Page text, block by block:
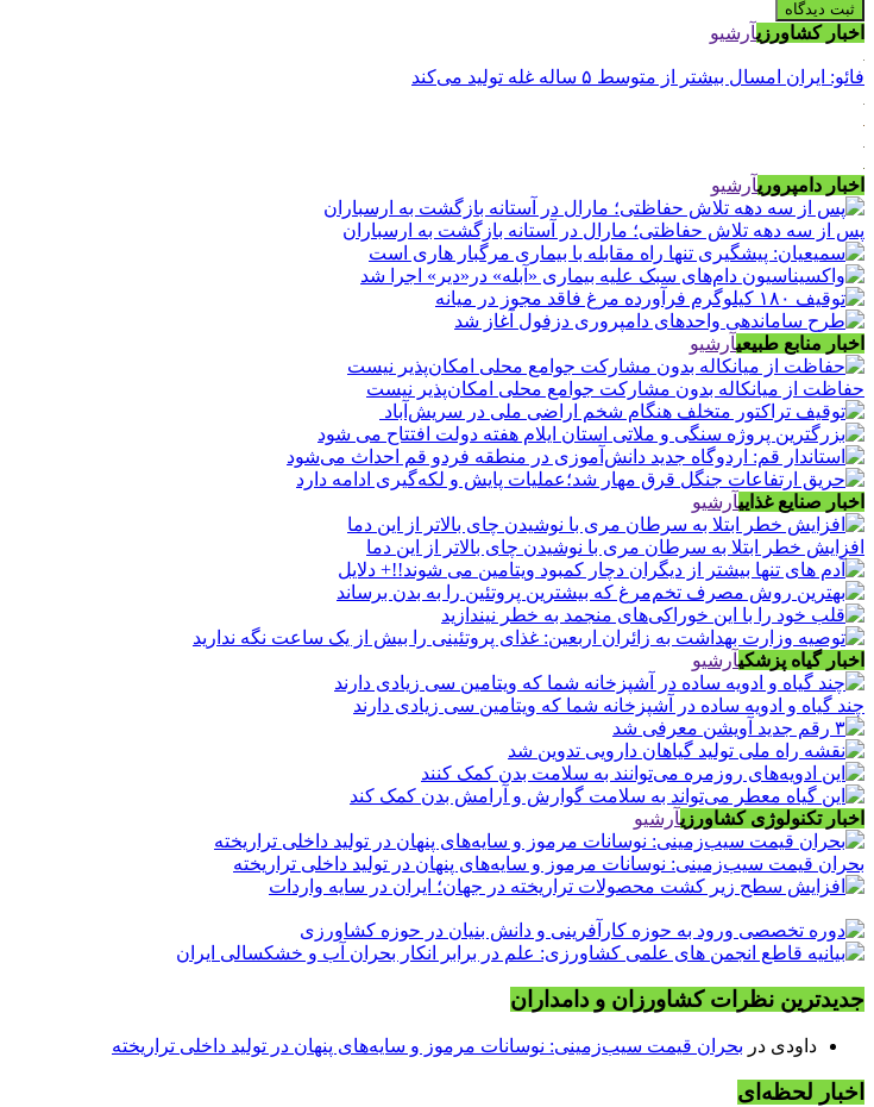
اخبار کشاورزیآرشیو
فائو: ایران امسال بیشتر از متوسط ۵ ساله غله تولید می‌کند
اخبار دامپروریآرشیو
پس از سه دهه تلاش حفاظتی؛ مارال در آستانه بازگشت به ارسباران
اخبار منابع طبیعیآرشیو
حفاظت از میانکاله بدون مشارکت جوامع محلی امکان‌پذیر نیست
اخبار صنایع غذاییآرشیو
افزایش خطر ابتلا به سرطان مری با نوشیدن چای بالاتر از این دما
اخبار گیاه پزشکیآرشیو
چند گیاه و ادویه ساده در آشپزخانه شما که ویتامین سی زیادی دارند
اخبار تکنولوژی کشاورزیآرشیو
بحران قیمت سیب‌زمینی: نوسانات مرموز و سایه‌های پنهان در تولید داخلی تراریخته
جدیدترین نظرات کشاورزان و دامداران
داودی در بحران قیمت سیب‌زمینی: نوسانات مرموز و سایه‌های پنهان در تولید داخلی تراریخته
اخبار لحظه‌ای